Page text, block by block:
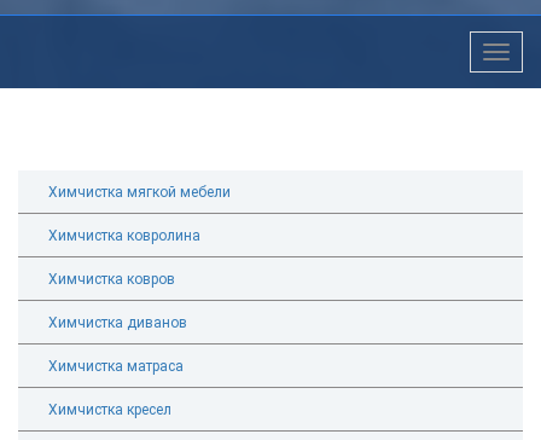
Toggle
Химчистка мягкой мебели
Химчистка ковролина
Химчистка ковров
Химчистка диванов
Химчистка матраса
Химчистка кресел